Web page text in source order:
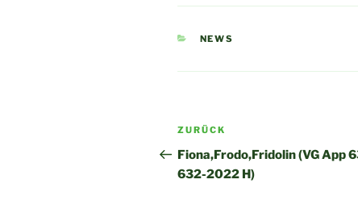
KATEGORIEN
NEWS
Beitragsnavigation
Vorheriger
Beitrag
ZURÜCK
Fiona,Frodo,Fridolin (VG App
632-2022 H)